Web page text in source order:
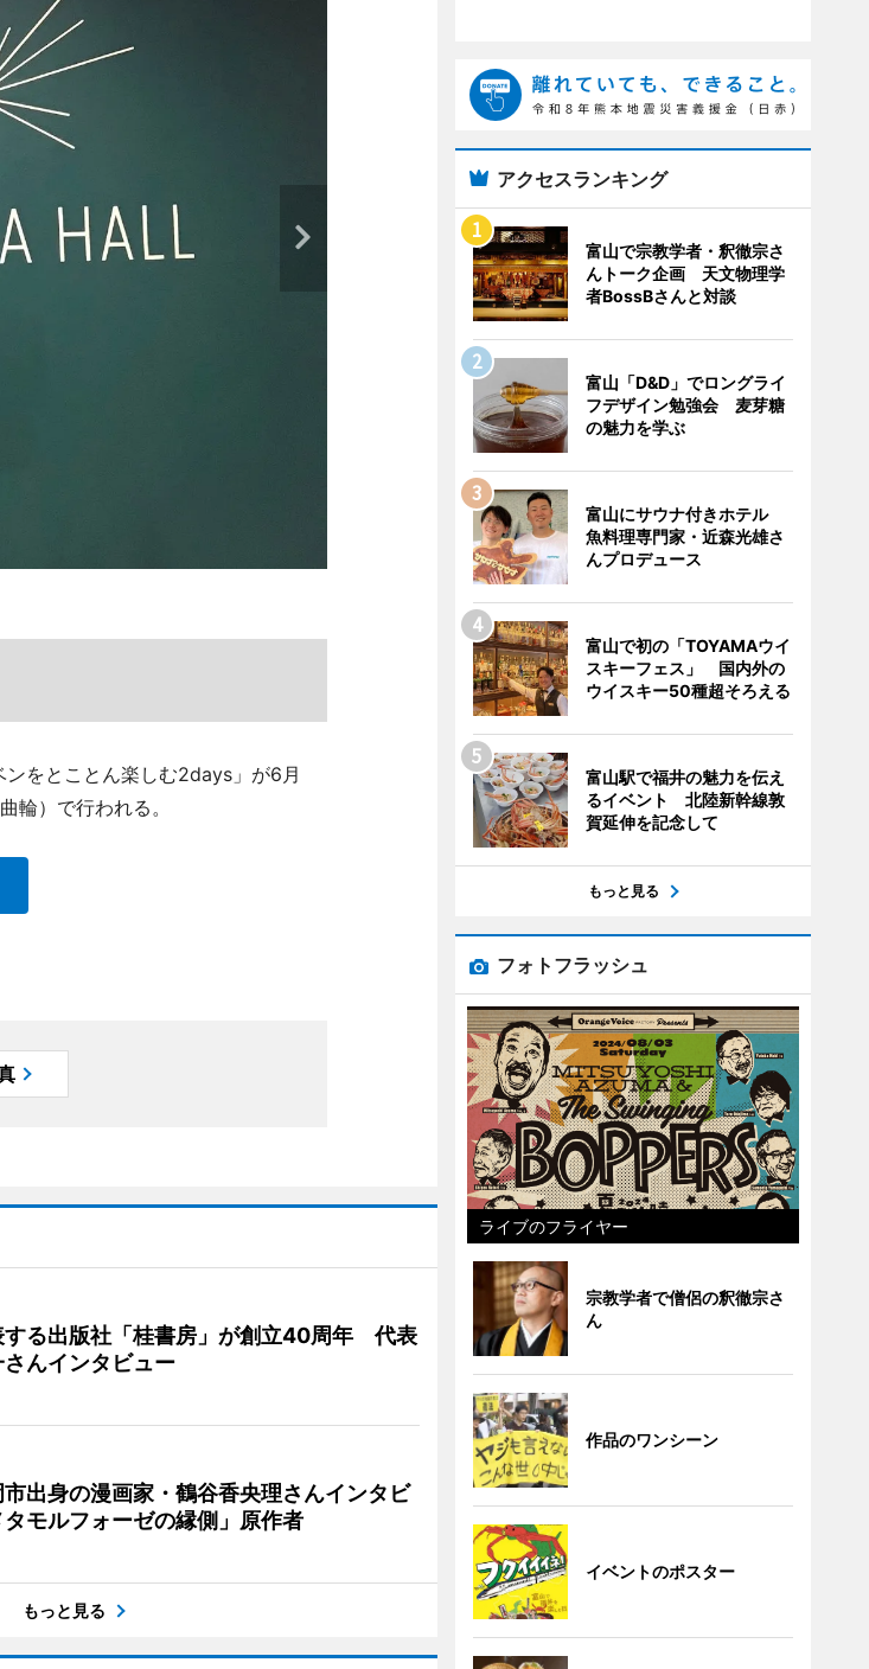
をとことん楽しむ2days」が6月
輪）で行われる。
する出版社「桂書房」が創立40周年 代表
んインタビュー
出身の漫画家・鶴谷香央理さんインタビ
モルフォーゼの縁側」原作者
もっと見る
アクセスランキング
富山で宗教学者・釈徹宗さ
んトーク企画 天文物理学
者BossBさんと対談
富山「D&D」でロングライ
フデザイン勉強会 麦芽糖
の魅力を学ぶ
富山にサウナ付きホテル
魚料理専門家・近森光雄さ
んプロデュース
富山で初の「TOYAMAウイ
スキーフェス」 国内外の
ウイスキー50種超そろえる
富山駅で福井の魅力を伝え
るイベント 北陸新幹線敦
賀延伸を記念して
もっと見る
フォトフラッシュ
ライブのフライヤー
宗教学者で僧侶の釈徹宗さ
ん
作品のワンシーン
イベントのポスター